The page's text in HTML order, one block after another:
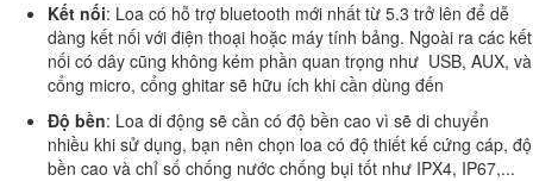
Kết nối: Loa có hỗ trợ bluetooth mới nhất từ 5.3 trở lên để dễ
dàng kết nối với điện thoại hoặc máy tính bảng. Ngoài ra các kết
nối có dây cũng không kém phần quan trọng như USB, AUX, và
cổng micro, cổng ghitar sẽ hữu ích khi cần dùng đến
Độ bền: Loa di động sẽ cần có độ bền cao vì sẽ di chuyển
nhiều khi sử dụng, bạn nên chọn loa có độ thiết kế cứng cáp, độ
bền cao và chỉ số chống nước chống bụi tốt như IPX4, IP67,...